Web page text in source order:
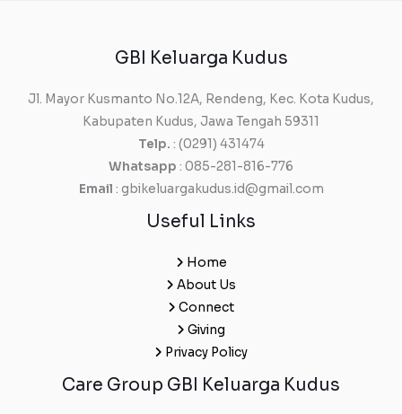
GBI Keluarga Kudus
Jl. Mayor Kusmanto No.12A, Rendeng, Kec. Kota Kudus,
Kabupaten Kudus, Jawa Tengah 59311
Telp. : (0291) 431474
Whatsapp : 085-281-816-776
Email : gbikeluargakudus.id@gmail.com
Useful Links
Home
About Us
Connect
Giving
Privacy Policy
Care Group GBI Keluarga Kudus